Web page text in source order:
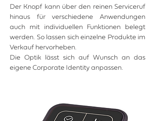
Der Knopf kann über den reinen Serviceruf
hinaus für verschiedene Anwendungen
auch mit individuellen Funktionen belegt
werden. So lassen sich einzelne Produkte im
Verkauf hervorheben.
Die Optik lässt sich auf Wunsch an das
eigene Corporate Identity anpassen.